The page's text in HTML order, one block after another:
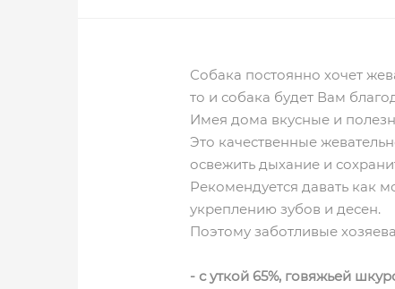
Собака постоянно хочет
то и собака будет Вам
Имея дома вкусные и
Это качественные
освежить дыхание и
Рекомендуется давать как
укреплению зубов и десен.
Поэтому заботливые
- с уткой 65%, говяжьей